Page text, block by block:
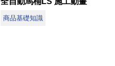
商品基礎知識